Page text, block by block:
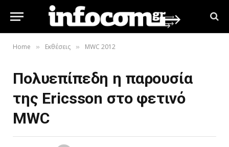
Home » Εκθέσεις » MWC 2012
Πολυεπίπεδη η παρουσία
της Ericsson στο φετινό
MWC